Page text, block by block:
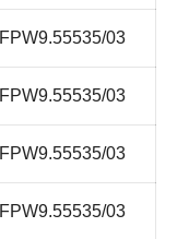
FPW9.55535/03
FPW9.55535/03
FPW9.55535/03
FPW9.55535/03